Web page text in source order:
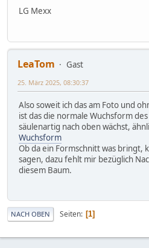
LG Mexx
LeaTom
Gast
25. März 2025, 08:30:37
Also soweit ich das am Foto und
ist das die normale Wuchsform
säulenartig nach oben wächst,
Wuchsform
Ob da ein Formschnitt was bringt,
sagen, dazu fehlt mir bezüglich
diesem Baum.
NACH OBEN Seiten 1